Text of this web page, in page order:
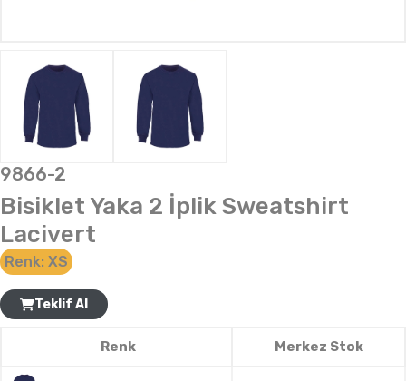
9866-2
Bisiklet Yaka 2 İplik Sweatshirt
Lacivert
Renk: XS
Teklif Al
Renk Merkez Stok